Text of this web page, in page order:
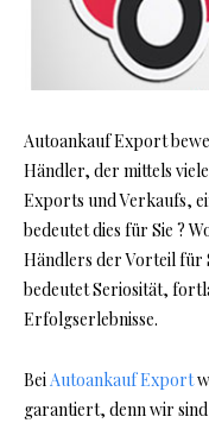
Autoankauf Export
Händler, der mittels
Exports und Verkaufs,
bedeutet dies für Sie ?
Händlers der Vorteil für
bedeutet Seriosität,
Erfolgserlebnisse.
BeiAutoankauf Export
garantiert, denn wir